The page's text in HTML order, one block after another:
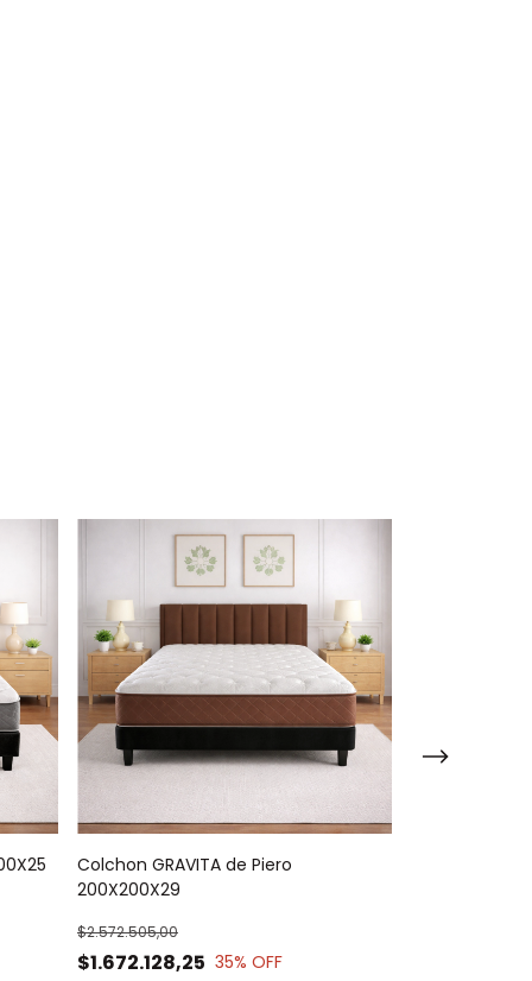
Colchon GRAVITA de Piero
200X200X29
$1.672.128,25
$2.572.505,00
35% OFF